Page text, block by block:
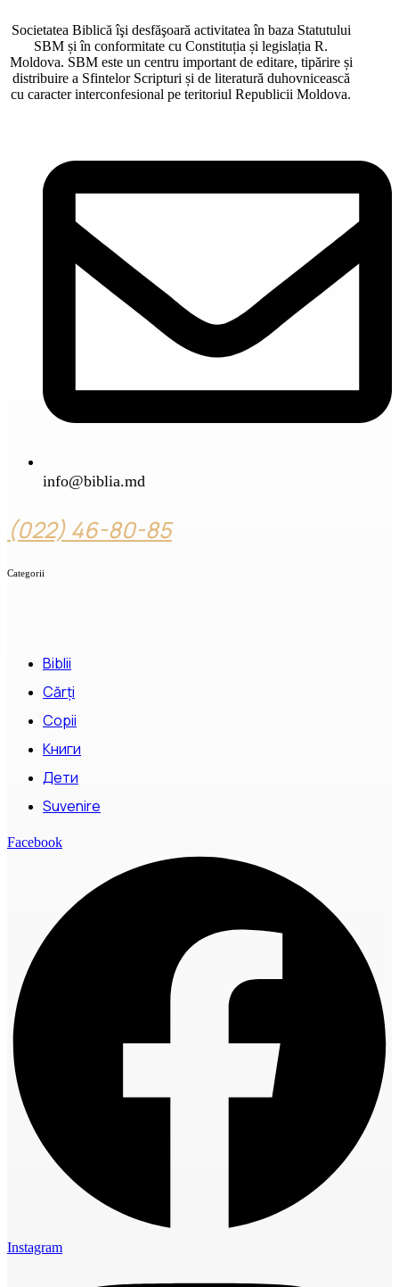
Societatea Biblică îşi desfăşoară activitatea în baza Statutului
SBM și în conformitate cu Constituția și legislația R.
Moldova. SBM este un centru important de editare, tipărire și
distribuire a Sfintelor Scripturi și de literatură duhovnicească
cu caracter interconfesional pe teritoriul Republicii Moldova.
info@biblia.md
(022) 46-80-85
Categorii
Biblii
Cărți
Copii
Книги
Дети
Suvenire
Facebook
Instagram